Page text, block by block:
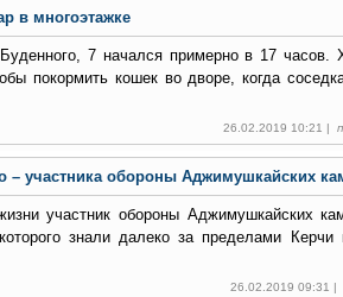
в многоэтажке
7 начался примерно в 17 часов.
покормить кошек во дворе, когда
26.02.2019 10:21 |
– участника обороны Аджимушкайских
участник обороны Аджимушкайских
знали далеко за пределами
26.02.2019 09:31 |